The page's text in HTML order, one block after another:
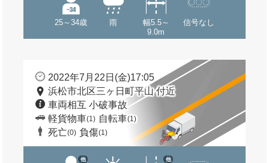
25～34歳 雨
幅5.5～
9.0m
信号なし
2022年7月22日(金)17:05
浜松市北区三ヶ日町平山 付近
車両相互 小破事故
軽貨物車(1) 自転車(1)
死亡(0) 負傷(1)
他 他